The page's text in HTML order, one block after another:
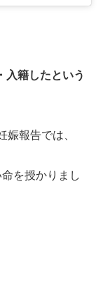
入籍したという
報告では、
を授かりまし